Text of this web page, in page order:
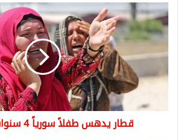
قطار
يدهس
طفلاً
سورياً
4
سنوات
في
قطار يدهس طفلاً سورياً 4 سنوات في أضنة